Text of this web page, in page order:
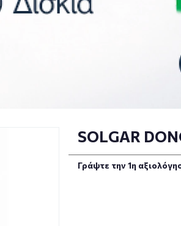
SOLGAR
Γράψτε την 1η